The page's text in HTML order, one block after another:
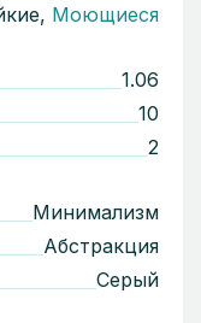
Моющиеся
1.06
10
2
Минимализм
Абстракция
Серый